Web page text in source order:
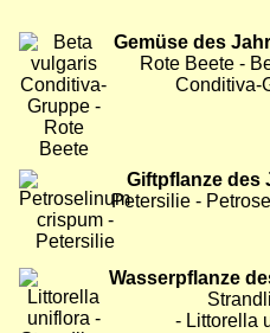
Bild
Gemüse des
Rote Beete -
Conditiva-
Bild
Giftpflanze des
Petersilie -
Bild
Wasserpflanze
- Littorella